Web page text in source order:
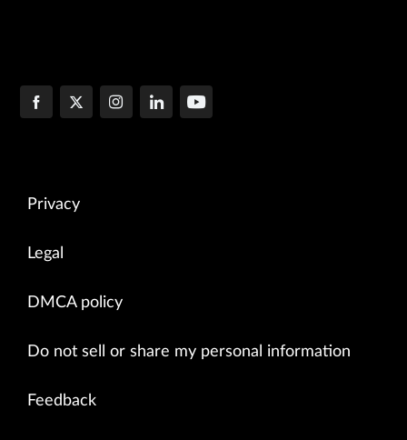
Privacy
Legal
DMCA policy
Do not sell or share my personal information
Feedback